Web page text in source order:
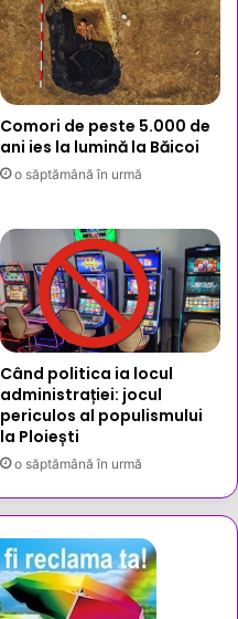
Comori de peste 5.000 de
ani ies la lumină la Băicoi
o săptămână în urmă
Când politica ia locul
administrației: jocul
periculos al populismului
la Ploiești
o săptămână în urmă